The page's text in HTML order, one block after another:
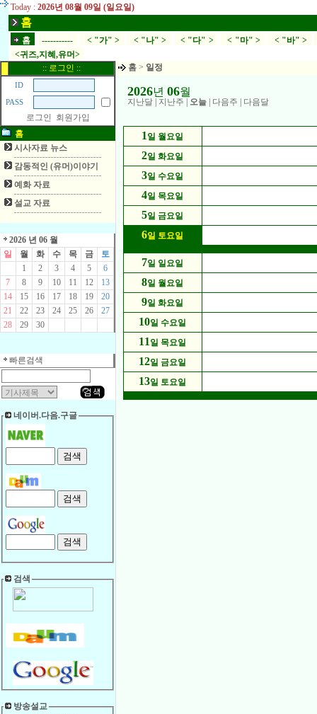
Today : 2026년 08월 09일 (일요일)
홈
홈 ----------- < "가" > < "나" > < "다" > < "마" > < "바" >
<귀즈,지혜,유머>
:: 로그인 ::
ID
PASS
로그인
회원가입
홈
시사자료 뉴스
감동적인 (유머)이야기
예화 자료
설교 자료
2026 년 06 월
일
월 화 수 목 금
토
1
2 3 4 5
6
7
8 9 10 11 12
13
14
15 16 17 18 19
20
21
22 23 24 25 26
27
28
29 30
빠른검색
네이버.다음.구글
검색
방송설교
홈 > 일정
2026년 06월
지난달 지난주 오늘 다음주 다음달
1 일 월요일
2일 화요일
3일 수요일
4일 목요일
5일 금요일
6일 토요일
7일 일요일
8일 월요일
9일 화요일
10일 수요일
11 일 목요일
12일 금요일
13일 토요일